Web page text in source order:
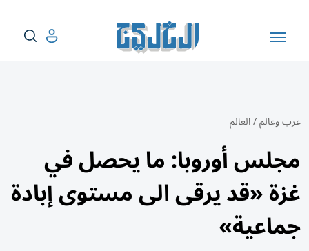
عرب وعالم/العالم
مجلس أوروبا: ما يحصل في
غزة «قد يرقى الى مستوى إبادة
جماعية»